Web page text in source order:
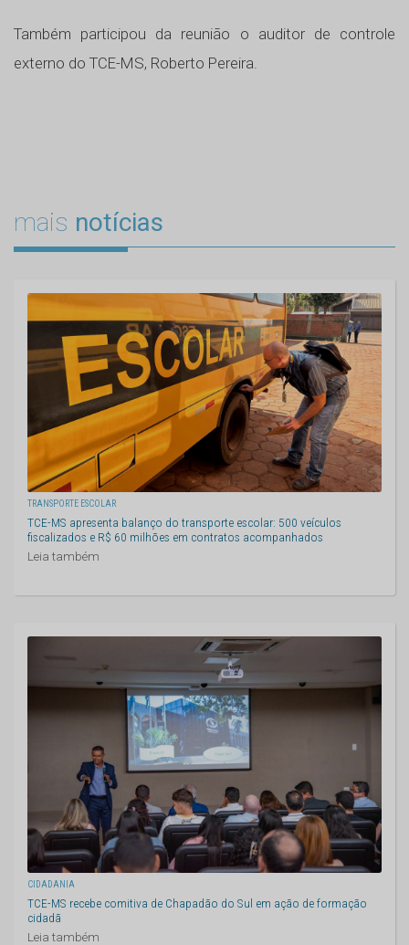
Também participou da reunião o auditor de controle
externo do TCE-MS, Roberto Pereira.
mais notícias
TRANSPORTE ESCOLAR
TCE-MS apresenta balanço do transporte escolar: 500 veículos
fiscalizados e R$ 60 milhões em contratos acompanhados
Leia também
CIDADANIA
TCE-MS recebe comitiva de Chapadão do Sul em ação de formação
cidadã
Leia também